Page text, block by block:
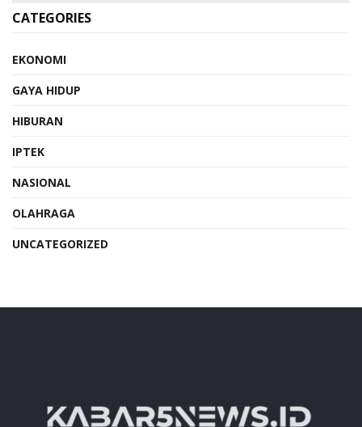
CATEGORIES
EKONOMI
GAYA HIDUP
HIBURAN
IPTEK
NASIONAL
OLAHRAGA
UNCATEGORIZED